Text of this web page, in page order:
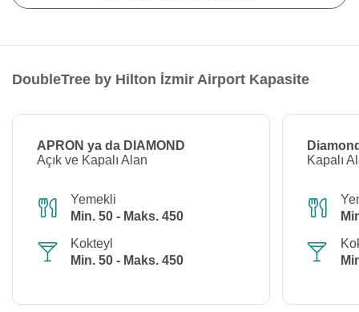
DoubleTree by Hilton İzmir Airport Kapasite
APRON ya da DIAMOND
Açık ve Kapalı Alan
Yemekli
Min. 50 - Maks. 450
Kokteyl
Min. 50 - Maks. 450
Kapalı